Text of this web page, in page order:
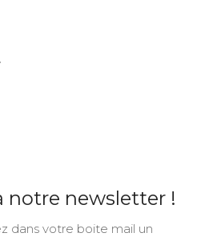
notre newsletter !
dans votre boite mail un